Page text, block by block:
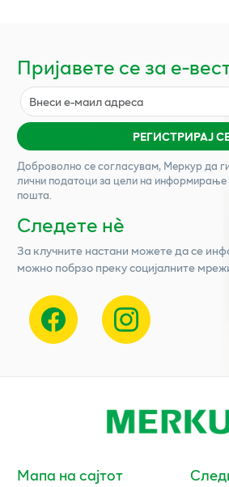
Пријавете се за е-
РЕГИСТРИРАЈ
Доброволно се согласувам, Меркурда
лични податоци за цели на информирање
пошта.
Следете нѐ
За клучните настани можете да се
можно побрзо преку социјалните
Мапа на сајтот